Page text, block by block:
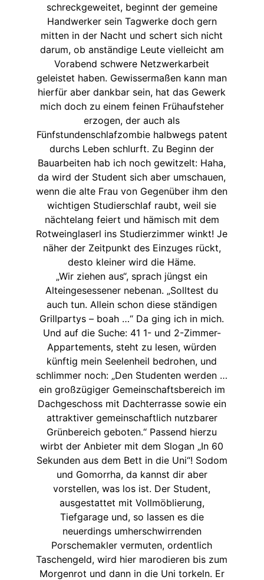
schreckgeweitet, beginnt der gemeine
Handwerker sein Tagwerke doch gern
mitten in der Nacht und schert sich nicht
darum, ob anständige Leute vielleicht am
Vorabend schwere Netzwerkarbeit
geleistet haben. Gewissermaßen kann man
hierfür aber dankbar sein, hat das Gewerk
mich doch zu einem feinen Frühaufsteher
erzogen, der auch als
Fünfstundenschlafzombie halbwegs patent
durchs Leben schlurft. Zu Beginn der
Bauarbeiten hab ich noch gewitzelt: Haha,
da wird der Student sich aber umschauen,
wenn die alte Frau von Gegenüber ihm den
wichtigen Studierschlaf raubt, weil sie
nächtelang feiert und hämisch mit dem
Rotweinglaserl ins Studierzimmer winkt! Je
näher der Zeitpunkt des Einzuges rückt,
desto kleiner wird die Häme.
„Wir ziehen aus“, sprach jüngst ein
Alteingesessener nebenan. „Solltest du
auch tun. Allein schon diese ständigen
Grillpartys – boah …“ Da ging ich in mich.
Und auf die Suche: 41 1- und 2-Zimmer-
Appartements, steht zu lesen, würden
künftig mein Seelenheil bedrohen, und
schlimmer noch: „Den Studenten werden …
ein großzügiger Gemeinschaftsbereich im
Dachgeschoss mit Dachterrasse sowie ein
attraktiver gemeinschaftlich nutzbarer
Grünbereich geboten.“ Passend hierzu
wirbt der Anbieter mit dem Slogan „In 60
Sekunden aus dem Bett in die Uni“! Sodom
und Gomorrha, da kannst dir aber
vorstellen, was los ist. Der Student,
ausgestattet mit Vollmöblierung,
Tiefgarage und, so lassen es die
neuerdings umherschwirrenden
Porschemakler vermuten, ordentlich
Taschengeld, wird hier marodieren bis zum
Morgenrot und dann in die Uni torkeln. Er